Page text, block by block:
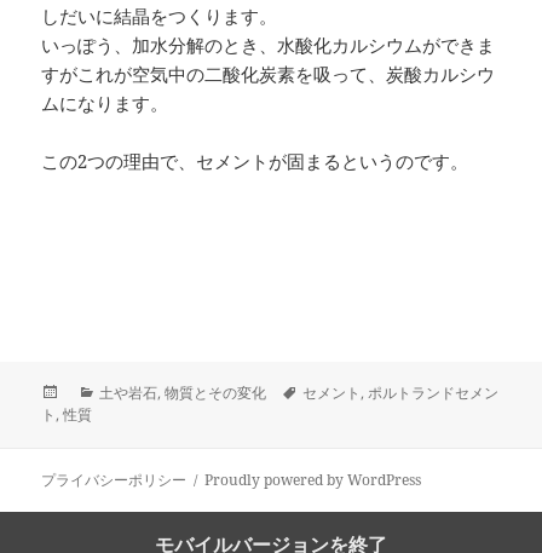
しだいに結晶をつくります。
いっぽう、加水分解のとき、水酸化カルシウムができま
すがこれが空気中の二酸化炭素を吸って、炭酸カルシウ
ムになります。
この2つの理由で、セメントが固まるというのです。
稿
カ
ー
土や岩石,物質とその変化
タ
セメント ,ポルトランドセメン
ト ,性質
プライバシーポリシー Proudly powered by WordPress
モバイルバージョンを終了